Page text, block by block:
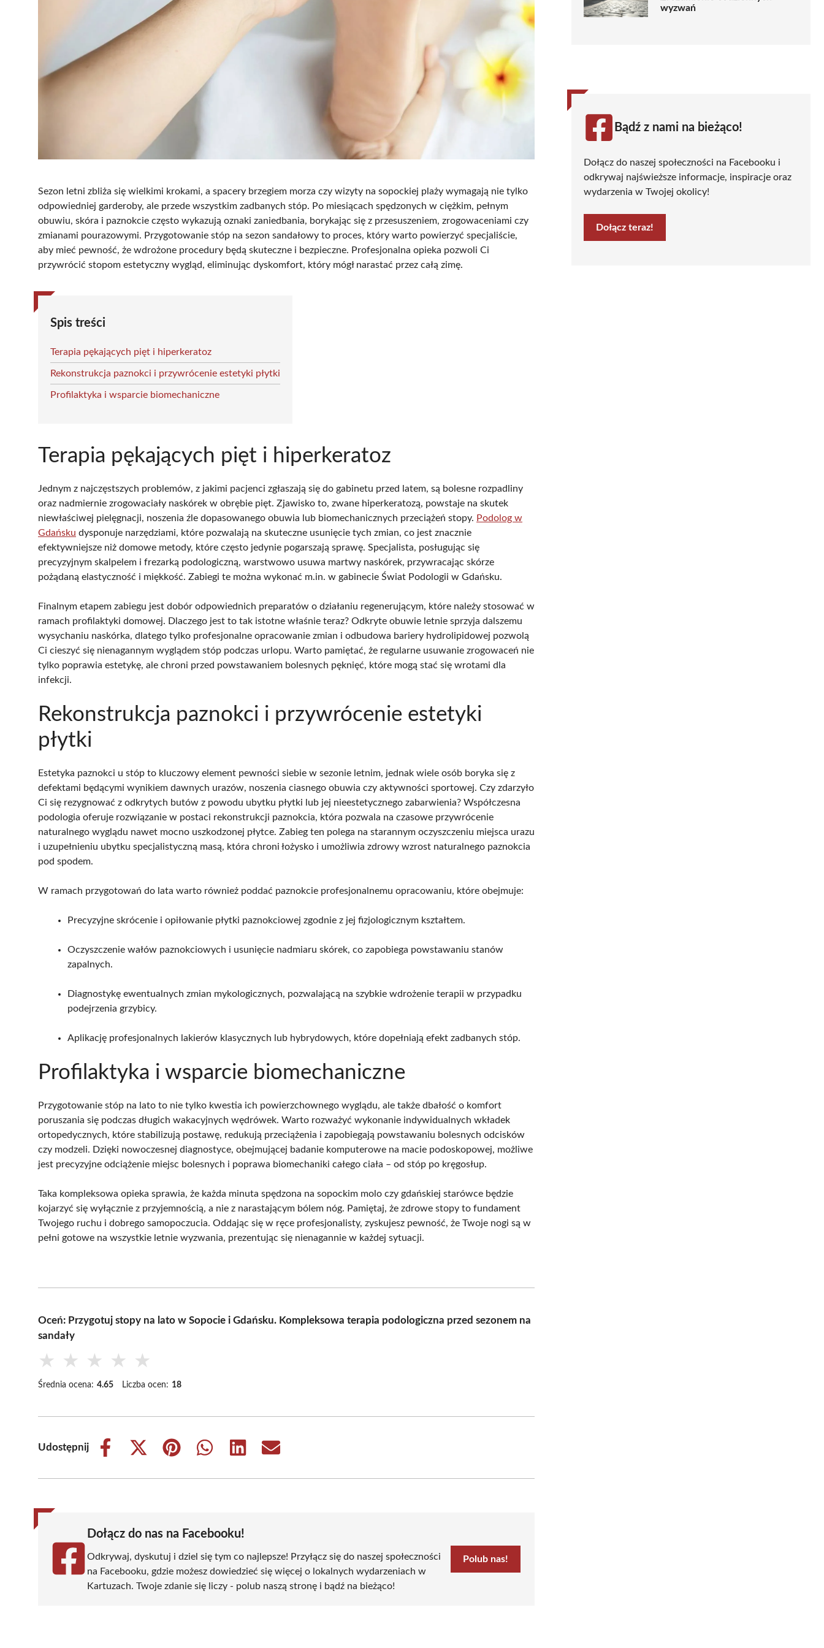
Sezon letni zbliża się wielkimi krokami, a spacery brzegiem morza czy wizyty na sopockiej plaży wymagają nie tylko
odpowiedniej garderoby, ale przede wszystkim zadbanych stóp. Po miesiącach spędzonych w ciężkim, pełnym
obuwiu, skóra i paznokcie często wykazują oznaki zaniedbania, borykając się z przesuszeniem, zrogowaceniami czy
zmianami pourazowymi. Przygotowanie stóp na sezon sandałowy to proces, który warto powierzyć specjaliście,
aby mieć pewność, że wdrożone procedury będą skuteczne i bezpieczne. Profesjonalna opieka pozwoli Ci
przywrócić stopom estetyczny wygląd, eliminując dyskomfort, który mógł narastać przez całą zimę.
Spis treści
Terapia pękających pięt i hiperkeratoz
Rekonstrukcja paznokci i przywrócenie estetyki płytki
Profilaktyka i wsparcie biomechaniczne
Terapia pękających pięt i hiperkeratoz
Jednym z najczęstszych problemów, z jakimi pacjenci zgłaszają się do gabinetu przed latem, są bolesne rozpadliny
oraz nadmiernie zrogowaciały naskórek w obrębie pięt. Zjawisko to, zwane hiperkeratozą, powstaje na skutek
niewłaściwej pielęgnacji, noszenia źle dopasowanego obuwia lub biomechanicznych przeciążeń stopy. Podolog w
Gdańsku dysponuje narzędziami, które pozwalają na skuteczne usunięcie tych zmian, co jest znacznie
efektywniejsze niż domowe metody, które często jedynie pogarszają sprawę. Specjalista, posługując się
precyzyjnym skalpelem i frezarką podologiczną, warstwowo usuwa martwy naskórek, przywracając skórze
pożądaną elastyczność i miękkość. Zabiegi te można wykonać m.in. w gabinecie Świat Podologii w Gdańsku.
Finalnym etapem zabiegu jest dobór odpowiednich preparatów o działaniu regenerującym, które należy stosować w
ramach profilaktyki domowej. Dlaczego jest to tak istotne właśnie teraz? Odkryte obuwie letnie sprzyja dalszemu
wysychaniu naskórka, dlatego tylko profesjonalne opracowanie zmian i odbudowa bariery hydrolipidowej pozwolą
Ci cieszyć się nienagannym wyglądem stóp podczas urlopu. Warto pamiętać, że regularne usuwanie zrogowaceń nie
tylko poprawia estetykę, ale chroni przed powstawaniem bolesnych pęknięć, które mogą stać się wrotami dla
infekcji.
Rekonstrukcja paznokci i przywrócenie estetyki
płytki
Estetyka paznokci u stóp to kluczowy element pewności siebie w sezonie letnim, jednak wiele osób boryka się z
defektami będącymi wynikiem dawnych urazów, noszenia ciasnego obuwia czy aktywności sportowej. Czy zdarzyło
Ci się rezygnować z odkrytych butów z powodu ubytku płytki lub jej nieestetycznego zabarwienia? Współczesna
podologia oferuje rozwiązanie w postaci rekonstrukcji paznokcia, która pozwala na czasowe przywrócenie
naturalnego wyglądu nawet mocno uszkodzonej płytce. Zabieg ten polega na starannym oczyszczeniu miejsca urazu
i uzupełnieniu ubytku specjalistyczną masą, która chroni łożysko i umożliwia zdrowy wzrost naturalnego paznokcia
pod spodem.
W ramach przygotowań do lata warto również poddać paznokcie profesjonalnemu opracowaniu, które obejmuje:
Precyzyjne skrócenie i opiłowanie płytki paznokciowej zgodnie z jej fizjologicznym kształtem.
Oczyszczenie wałów paznokciowych i usunięcie nadmiaru skórek, co zapobiega powstawaniu stanów
zapalnych.
Diagnostykę ewentualnych zmian mykologicznych, pozwalającą na szybkie wdrożenie terapii w przypadku
podejrzenia grzybicy.
Aplikację profesjonalnych lakierów klasycznych lub hybrydowych, które dopełniają efekt zadbanych stóp.
Profilaktyka i wsparcie biomechaniczne
Przygotowanie stóp na lato to nie tylko kwestia ich powierzchownego wyglądu, ale także dbałość o komfort
poruszania się podczas długich wakacyjnych wędrówek. Warto rozważyć wykonanie indywidualnych wkładek
ortopedycznych, które stabilizują postawę, redukują przeciążenia i zapobiegają powstawaniu bolesnych odcisków
czy modzeli. Dzięki nowoczesnej diagnostyce, obejmującej badanie komputerowe na macie podoskopowej, możliwe
jest precyzyjne odciążenie miejsc bolesnych i poprawa biomechaniki całego ciała – od stóp po kręgosłup.
Taka kompleksowa opieka sprawia, że każda minuta spędzona na sopockim molo czy gdańskiej starówce będzie
kojarzyć się wyłącznie z przyjemnością, a nie z narastającym bólem nóg. Pamiętaj, że zdrowe stopy to fundament
Twojego ruchu i dobrego samopoczucia. Oddając się w ręce profesjonalisty, zyskujesz pewność, że Twoje nogi są w
pełni gotowe na wszystkie letnie wyzwania, prezentując się nienagannie w każdej sytuacji.
Oceń: Przygotuj stopy na lato w Sopocie i Gdańsku. Kompleksowa terapia podologiczna przed sezonem na
sandały
★ ★ ★ ★ ★
Średnia ocena: 4.65 Liczba ocen: 18
Udostępnij
Share
Share
(Twitter)
Share
Share
Share
Share
Dołącz do nas na Facebooku!
Odkrywaj, dyskutuj i dziel się tym co najlepsze! Przyłącz się do naszej społeczności
na Facebooku, gdzie możesz dowiedzieć się więcej o lokalnych wydarzeniach w
Kartuzach. Twoje zdanie się liczy - polub naszą stronę i bądź na bieżąco!
Polub nas!
wyzwań
Bądź z nami na bieżąco!
Dołącz do naszej społeczności na Facebooku i
odkrywaj najświeższe informacje, inspiracje oraz
wydarzenia w Twojej okolicy!
Dołącz teraz!